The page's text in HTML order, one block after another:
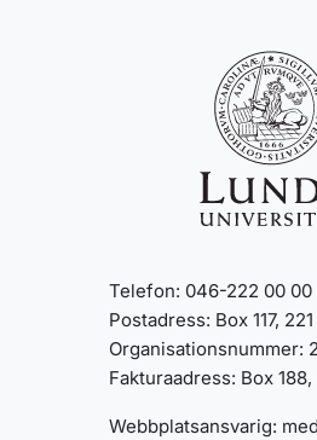
Telefon: 046-222 00 00
Postadress: Box 117,
Organisationsnummer:
Fakturaadress: Box 188,
Webbplatsansvarig: